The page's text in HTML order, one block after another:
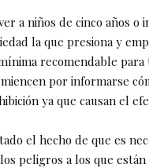
a niños de cinco años o
la que presiona y
recomendable para
por informarse
ya que causan el
el hecho de que es
peligros a los que